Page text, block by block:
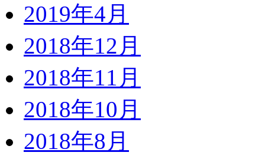
2019年4月
2018年12月
2018年11月
2018年10月
2018年8月